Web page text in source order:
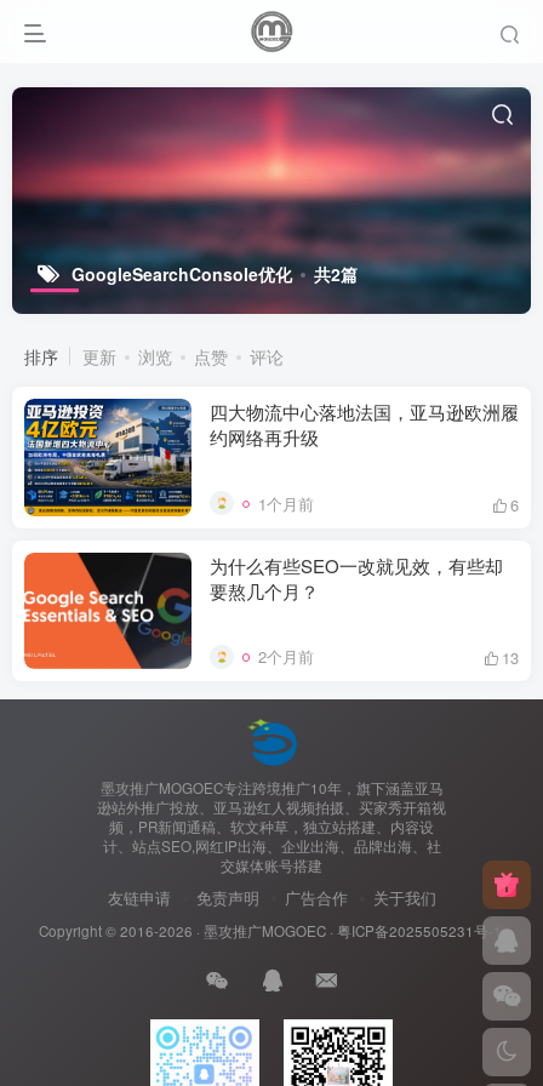
GoogleSearchConsole优化 共2篇
排序 更新 浏览 点赞 评论
四大物流中心落地法国，亚马逊欧洲履
约网络再升级
1个月前 6
为什么有些SEO一改就见效，有些却
要熬几个月？
2个月前 13
墨攻推广MOGOEC专注跨境推广10年，旗下涵盖亚马
逊站外推广投放、亚马逊红人视频拍摄、买家秀开箱视
频，PR新闻通稿、软文种草，独立站搭建、内容设
计、站点SEO,网红IP出海、企业出海、品牌出海、社
交媒体账号搭建
友链申请 免责声明 广告合作 关于我们
Copyright © 2016-2026 · 墨攻推广MOGOEC· 粤ICP备2025505231号-1.